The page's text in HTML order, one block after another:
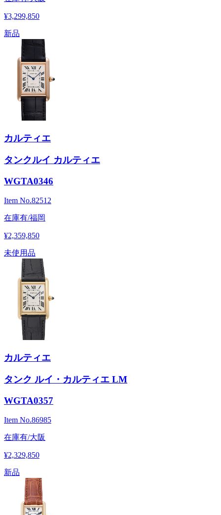
¥3,299,850
新品
カルティエ
タンクルイ カルティエ
WGTA0346
Item No.82512
在庫有/福岡
¥2,359,850
未使用品
カルティエ
タンク ルイ・カルティエ LM
WGTA0357
Item No.86985
在庫有/大阪
¥2,329,850
新品